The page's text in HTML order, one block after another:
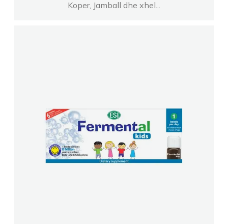
Koper, Jamball dhe xhel...